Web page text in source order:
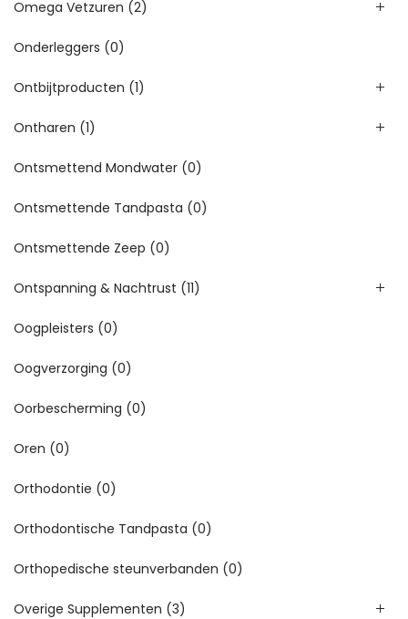
Omega Vetzuren (2)
Onderleggers (0)
Ontbijtproducten (1)
Ontharen (1)
Ontsmettend Mondwater (0)
Ontsmettende Tandpasta (0)
Ontsmettende Zeep (0)
Ontspanning & Nachtrust (11)
Oogpleisters (0)
Oogverzorging (0)
Oorbescherming (0)
Oren (0)
Orthodontie (0)
Orthodontische Tandpasta (0)
Orthopedische steunverbanden (0)
Overige Supplementen (3)